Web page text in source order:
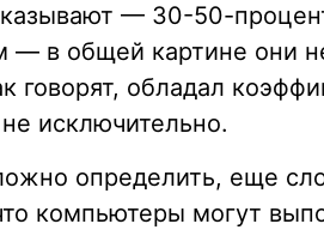
— 30-50-
— в общей картине они
говорят, обладал
исключительно.
определить, еще
компьютеры могут